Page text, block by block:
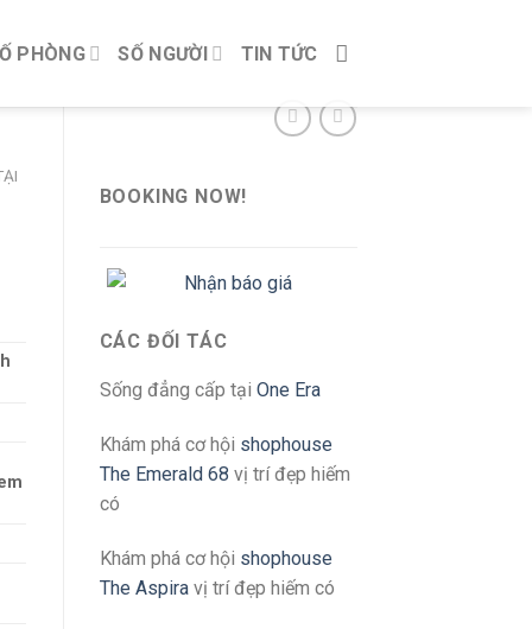
PHÒNG SỐ NGƯỜI TIN TỨC
BOOKING NOW!
CÁC ĐỐI TÁC
Sống đẳng cấp tại One Era
Khám phá cơ hội shophouse
The Emerald 68 vị trí đẹp hiếm
có
Khám phá cơ hội shophouse
The Aspiravị trí đẹp hiếm có